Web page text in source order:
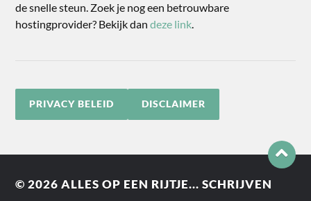
de snelle steun. Zoek je nog een betrouwbare
hostingprovider? Bekijk dandeze link.
PRIVACY BELEID DISCLAIMER
© 2026ALLES OP EEN RIJTJE... SCHRIJVEN